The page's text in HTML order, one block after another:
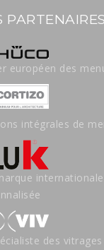
européen des
intégrales de
des